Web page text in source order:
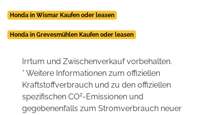
Honda in Wismar Kaufen oder leasen
Honda in Grevesmühlen Kaufen oder leasen
Irrtum und Zwischenverkauf vorbehalten.
* Weitere Informationen zum offiziellen
Kraftstoffverbrauch und zu den offiziellen
spezifischen CO2-Emissionen und
gegebenenfalls zum Stromverbrauch neuer